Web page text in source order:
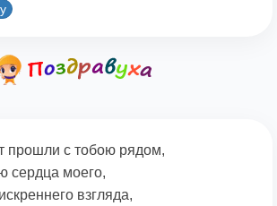
прошли с тобою рядом,
сердца моего,
взгляда,